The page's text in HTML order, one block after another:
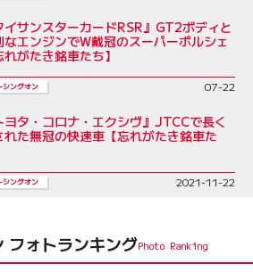
イサンスターカードRSR』GT2ボディと
なエンジンでW戴冠のスーパーポルシェ
れがたき銘車たち】
シングオン 07-22
ヨタ・コロナ・エクシヴ』JTCCで長く
れた無冠の快速車【忘れがたき銘車た
シングオン 2021-11-22
フォトランキング